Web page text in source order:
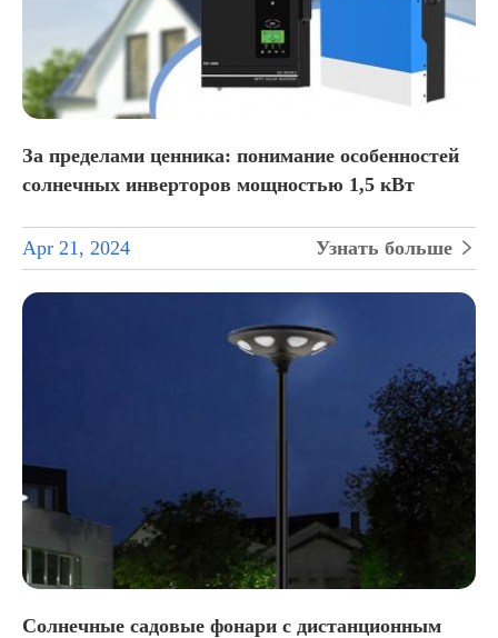
За пределами ценника: понимание особенностей
солнечных инверторов мощностью 1,5 кВт
Apr 21, 2024 Узнать больше 
Солнечные садовые фонари с дистанционным